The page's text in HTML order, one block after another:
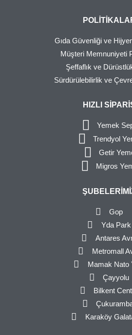
Gıda Güvenliği ve
Müşteri Memnuniyeti
Şeffaflık ve
Sürdürülebilirlik ve
HIZLI
Yemek
Trendyol
Getir
Migros
Gop
Yda Park
Antares
Metromall
Mamak Nato
Çayyolu
Bilkent
Karaköy